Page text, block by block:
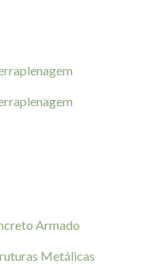
Armado
Metálicas